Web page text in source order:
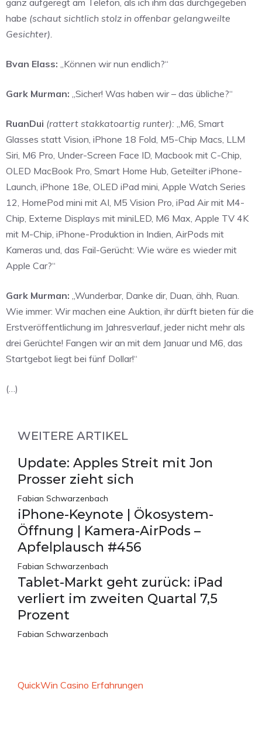
ganz aufgeregt am Telefon, als ich ihm das durchgegeben
habe (schaut sichtlich stolz in offenbar gelangweilte
Gesichter).
Bvan Elass: „Können wir nun endlich?“
Gark Murman: „Sicher! Was haben wir – das übliche?“
RuanDui (rattert stakkatoartig runter): „M6, Smart
Glasses statt Vision, iPhone 18 Fold, M5-Chip Macs, LLM
Siri, M6 Pro, Under-Screen Face ID, Macbook mit C-Chip,
OLED MacBook Pro, Smart Home Hub, Geteilter iPhone-
Launch, iPhone 18e, OLED iPad mini, Apple Watch Series
12, HomePod mini mit AI, M5 Vision Pro, iPad Air mit M4-
Chip, Externe Displays mit miniLED, M6 Max, Apple TV 4K
mit M-Chip, iPhone-Produktion in Indien, AirPods mit
Kameras und, das Fail-Gerücht: Wie wäre es wieder mit
Apple Car?“
Gark Murman: „Wunderbar, Danke dir, Duan, ähh, Ruan.
Wie immer: Wir machen eine Auktion, ihr dürft bieten für die
Erstveröffentlichung im Jahresverlauf, jeder nicht mehr als
drei Gerüchte! Fangen wir an mit dem Januar und M6, das
Startgebot liegt bei fünf Dollar!“
(…)
WEITERE ARTIKEL
Update: Apples Streit mit Jon
Prosser zieht sich
Fabian Schwarzenbach
iPhone-Keynote | Ökosystem-
Öffnung | Kamera-AirPods –
Apfelplausch #456
Fabian Schwarzenbach
Tablet-Markt geht zurück: iPad
verliert im zweiten Quartal 7,5
Prozent
Fabian Schwarzenbach
QuickWin Casino Erfahrungen